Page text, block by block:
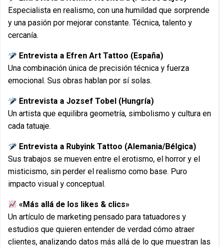
Especialista en realismo, con una humildad que sorprende
y una pasión por mejorar constante. Técnica, talento y
cercanía.
Entrevista a Efren Art Tattoo (España)
Una combinación única de precisión técnica y fuerza
emocional. Sus obras hablan por sí solas.
Entrevista a Jozsef Tobel (Hungría)
Un artista que equilibra geometría, simbolismo y cultura en
cada tatuaje.
Entrevista a Rubyink Tattoo (Alemania/Bélgica)
Sus trabajos se mueven entre el erotismo, el horror y el
misticismo, sin perder el realismo como base. Puro
impacto visual y conceptual.
«Más allá de los likes & clics»
Un artículo de marketing pensado para tatuadores y
estudios que quieren entender de verdad cómo atraer
clientes, analizando datos más allá de lo que muestran las